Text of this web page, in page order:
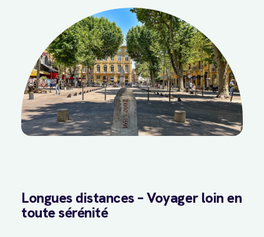
Longues distances – Voyager loin en
toute sérénité